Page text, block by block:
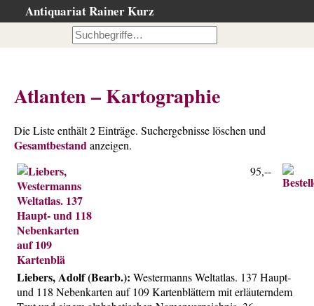
Antiquariat Rainer Kurz
…nach Beschreibung
…nach Kategorie
…nach Schlagwort
…nach Person
Neuzugänge
…der letzten Wochen
…der letzten Tage
Suchergebnisse
Ankauf
Atlanten – Kartographie
Die Liste enthält 2 Einträge. Suchergebnisse löschen und
Gesamtbestandanzeigen.
Liebers, Adolf (Bearb.): Westermanns Weltatlas. 137 Haupt-
und 118 Nebenkarten auf 109 Kartenblättern mit erläuterndem
95,--